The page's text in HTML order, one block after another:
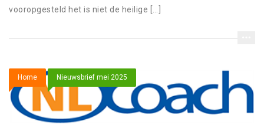
vooropgesteld het is niet de heilige […]
Home Nieuwsbrief mei 2025